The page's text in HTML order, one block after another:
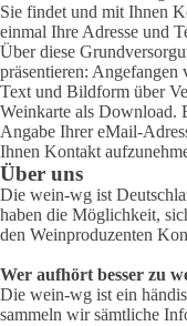
Sie findet und mit Ihnen
einmal Ihre Adresse und
Über diese
präsentieren:
Text und Bildform über
Weinkarte als Download.
Angabe Ihrer eMail-
Ihnen Kontakt
Über uns
Die wein-wg ist
haben die Möglichkeit,
den Weinproduzenten
Wer aufhört besser zu
Die wein-wg ist ein
sammeln wir sämtliche